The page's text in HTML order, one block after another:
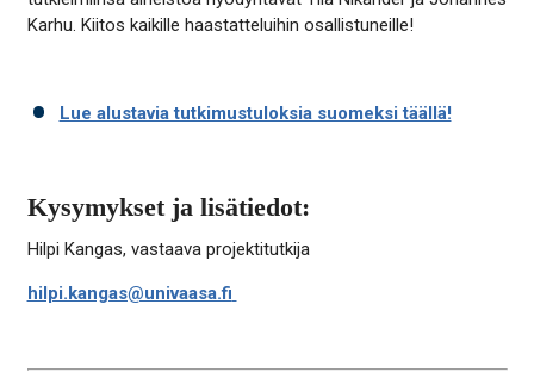
Karhu. Kiitos kaikille haastatteluihin osallistuneille!
Lue alustavia tutkimustuloksia suomeksi täällä!
Kysymykset ja lisätiedot:
Hilpi Kangas, vastaava projektitutkija
hilpi.kangas@univaasa.fi